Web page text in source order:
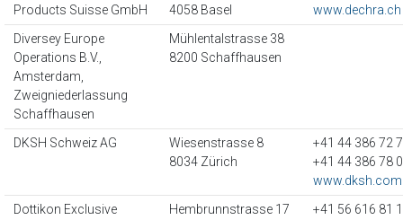
Products Suisse GmbH
4058 Basel
www.dechra.ch
Diversey Europe
Operations B.V.,
Amsterdam,
Zweigniederlassung
Schaffhausen
Mühlentalstrasse 38
8200 Schaffhausen
DKSH Schweiz AG
Wiesenstrasse 8
8034 Zürich
+41 44 386 72
+41 44 386 78
www.dksh.com
Dottikon Exclusive
Hembrunnstrasse 17
+41 56 616 81